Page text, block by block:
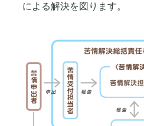
による解決を図ります。